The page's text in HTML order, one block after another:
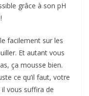
grâce à son pH
facilement sur les
Et autant vous
ça mousse bien.
ce qu’il faut, votre
vous suffira de